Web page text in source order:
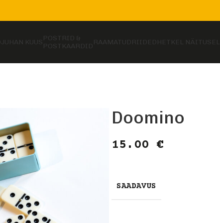
JUHAN KUUSPOSTRID &
POSTKAARDIDRAAMATUDRIIDEDHETKEL NÄITUSEL
Doomino
15.00 €
SAADAVUS